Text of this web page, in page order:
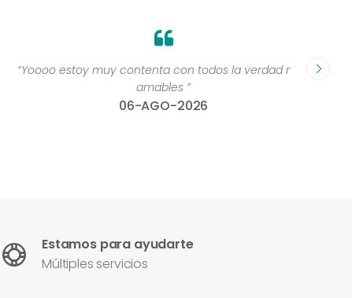
“Yoooo estoy muy contenta con todos la verdad muy
amables ”
06-AGO-2026
Estamos para ayudarte
Múltiples servicios